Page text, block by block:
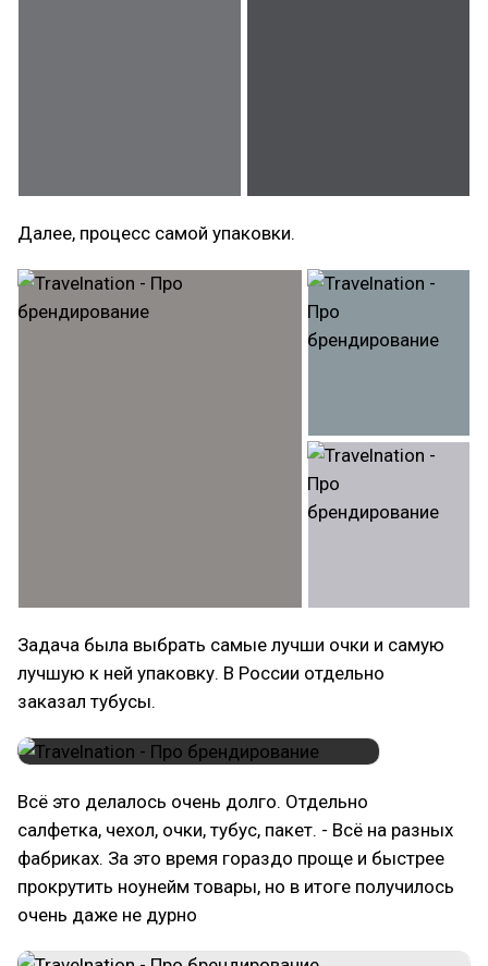
Далее, процесс самой упаковки.
Задача была выбрать самые лучши очки и самую
лучшую к ней упаковку. В России отдельно
заказал тубусы.
Всё это делалось очень долго. Отдельно
салфетка, чехол, очки, тубус, пакет. - Всё на разных
фабриках. За это время гораздо проще и быстрее
прокрутить ноунейм товары, но в итоге получилось
очень даже не дурно